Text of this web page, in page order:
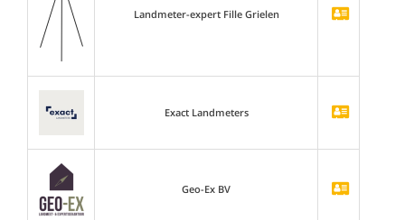
Landmeter-expert Fille Grielen
Exact Landmeters
Geo-Ex BV